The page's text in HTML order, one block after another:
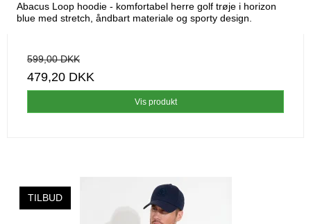
Abacus Loop hoodie - komfortabel herre golf trøje i horizon
blue med stretch, åndbart materiale og sporty design.
599,00 DKK
479,20 DKK
Vis produkt
TILBUD